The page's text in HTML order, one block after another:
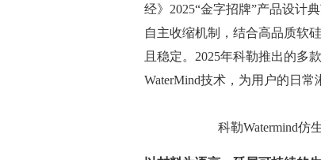
经》2025“金字招牌”产品设计
自主收缩机制，结合高品质软
且稳定。2025年科勒推出的多
WaterMind技术，为用户的日常
科勒Watermind仿